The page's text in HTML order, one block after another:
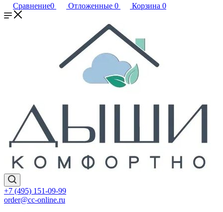
Сравнение0 Отложенные 0 Корзина 0
+7 (495) 151-09-99
order@cc-online.ru